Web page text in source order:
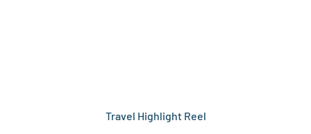
Travel Highlight Reel